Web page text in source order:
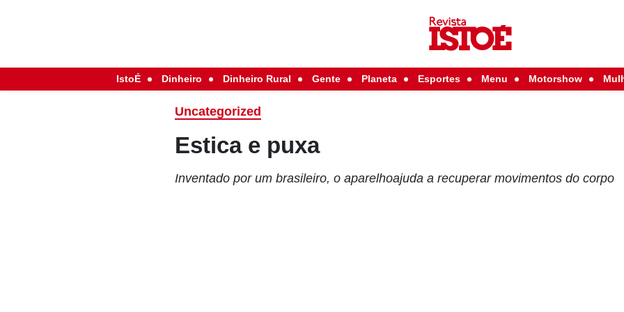
IstoÉ Dinheiro Dinheiro Rural Gente Planeta Esportes Menu Motorshow
Uncategorized
Estica e puxa
Inventado por um brasileiro, o aparelhoajuda a recuperar movimentos do corpo